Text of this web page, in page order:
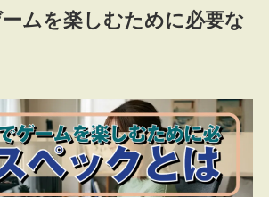
ムを楽しむために必要な